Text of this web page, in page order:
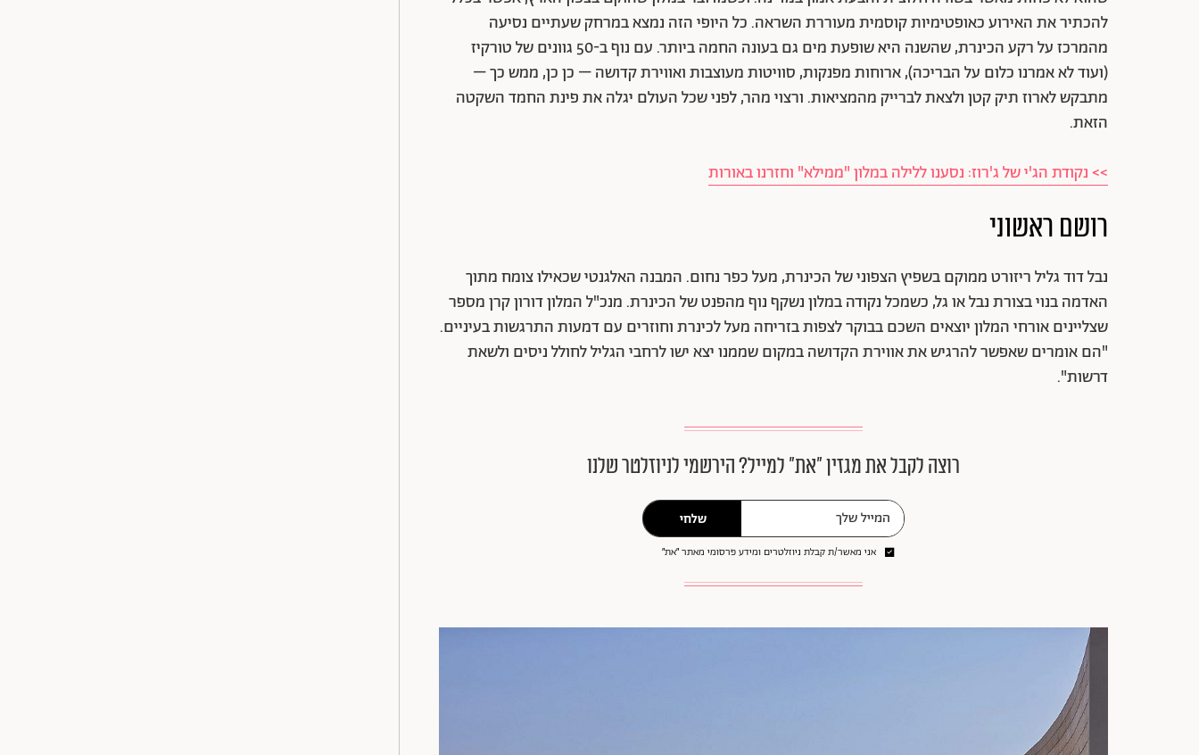
להכתיר את האירוע כאופטימיות קוסמית מעוררת השראה. כל היופי הזה נמצא במרחק שעתיים נסיעה
מהמרכז על רקע הכינרת, שהשנה היא שופעת מים גם בעונה החמה ביותר. עם נוף ב-50 גוונים של טורקיז
(ועוד לא אמרנו כלום על הבריכה), ארוחות מפנקות, סוויטות מעוצבות ואווירת קדושה – כן כן, ממש כך –
מתבקש לארוז תיק קטן ולצאת לברייק מהמציאות. ורצוי מהר, לפני שכל העולם יגלה את פינת החמד השקטה
הזאת.
>> נקודת הג'י של ג'רוז: נסענו ללילה במלון "ממילא" וחזרנו באורות
רושם ראשוני
נבל דוד גליל ריזורט ממוקם בשפיץ הצפוני של הכינרת, מעל כפר נחום. המבנה האלגנטי שכאילו צומח מתוך
האדמה בנוי בצורת נבל או גל, כשמכל נקודה במלון נשקף נוף מהפנט של הכינרת. מנכ"ל המלון דורון קרן מספר
שצליינים אורחי המלון יוצאים השכם בבוקר לצפות בזריחה מעל לכינרת וחוזרים עם דמעות התרגשות בעיניים.
"הם אומרים שאפשר להרגיש את אווירת הקדושה במקום שממנו יצא ישו לרחבי הגליל לחולל ניסים ולשאת
דרשות".
רוצה לקבל את מגזין ״את״ למייל? הירשמי לניוזלטר שלנו
שלחי
אני מאשר/ת קבלת ניוזלטרים ומידע פרסומי מאתר ״את״